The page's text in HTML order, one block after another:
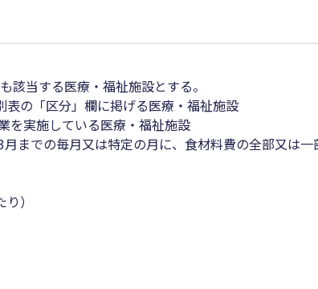
該当する医療・福祉施設とする。
表の「区分」欄に掲げる医療・福祉施設
を実施している医療・福祉施設
月までの毎月又は特定の月に、食材料費の全部又は
）